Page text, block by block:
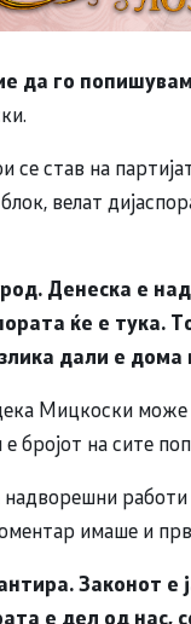
да го
се став на
велат
Денеска е
ќе е
дали е дома
Мицкоски
бројот на сите
работи
имаше и
Законот е
е дел од нас,